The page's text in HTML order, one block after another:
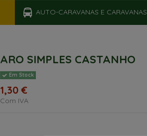
AUTO-CARAVANAS E CARAVANAS
ARO SIMPLES CASTANHO
Em Stock
1,30 €
Com IVA